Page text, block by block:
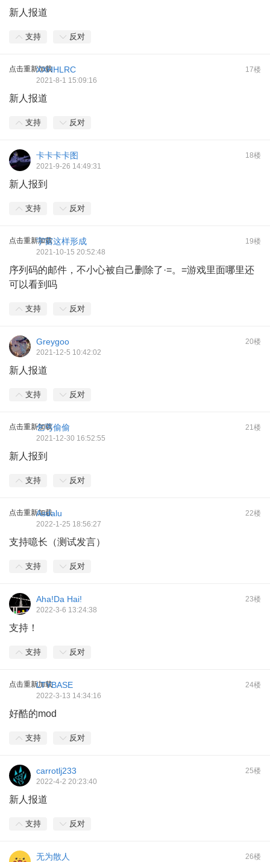
新人报道
支持 反对
点击重新加载 17楼
XXHHLRC
2021-8-1 15:09:16
新人报道
支持 反对
18楼
卡卡卡卡图
2021-9-26 14:49:31
新人报到
支持 反对
点击重新加载 19楼
宇宙这样形成
2021-10-15 20:52:48
序列码的邮件，不小心被自己删除了·=。=游戏里面哪里还
可以看到吗
支持 反对
20楼
Greygoo
2021-12-5 10:42:02
新人报道
支持 反对
点击重新加载 21楼
乞丐偷偷
2021-12-30 16:52:55
新人报到
支持 反对
点击重新加载 22楼
Asdalu
2022-1-25 18:56:27
支持噫长（测试发言）
支持 反对
23楼
Aha!Da Hai!
2022-3-6 13:24:38
支持！
支持 反对
点击重新加载 24楼
LTYBASE
2022-3-13 14:34:16
好酷的mod
支持 反对
25楼
carrotlj233
2022-4-2 20:23:40
新人报道
支持 反对
26楼
无为散人